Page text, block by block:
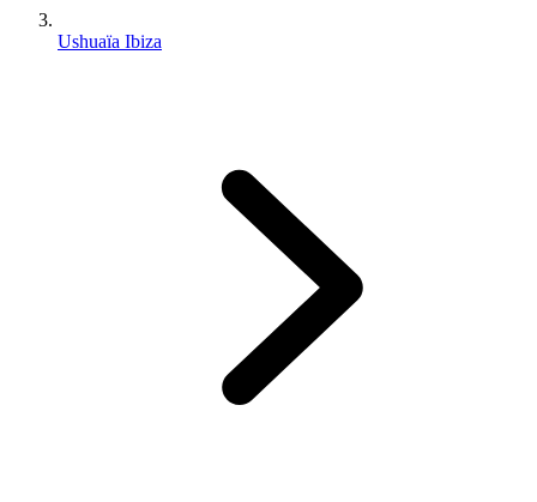
Ushuaïa Ibiza